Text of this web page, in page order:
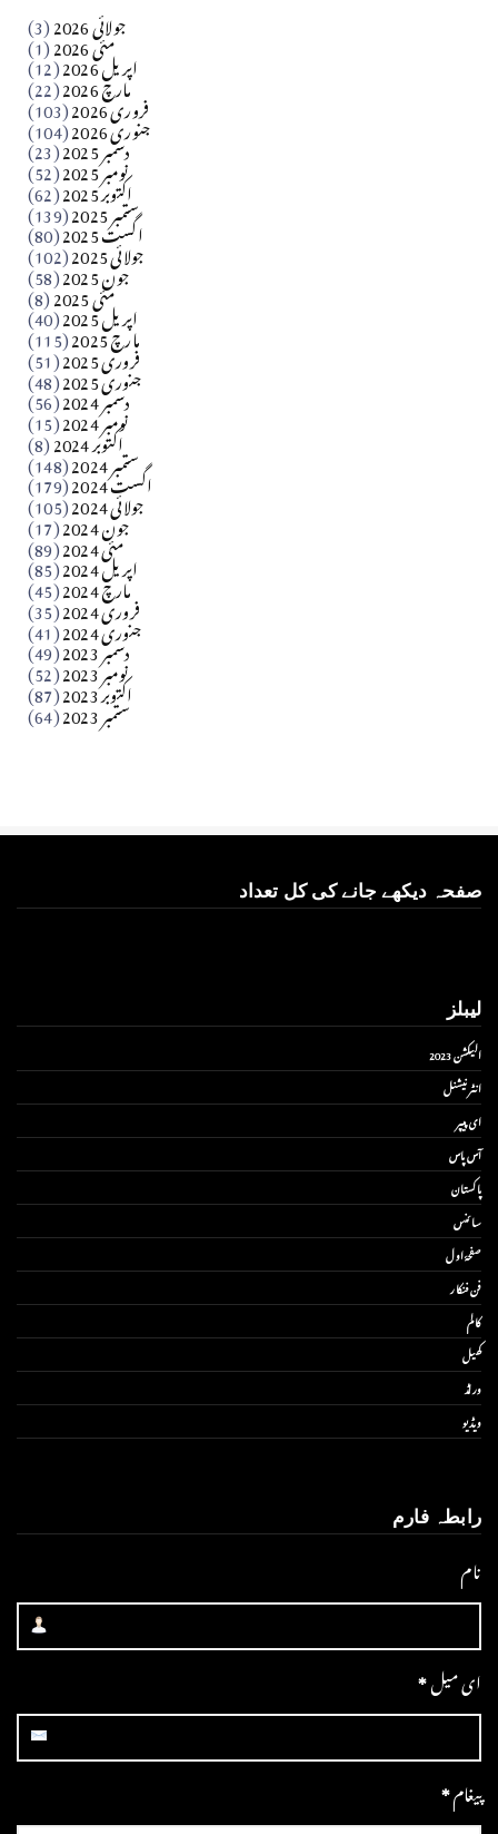
آزاد کشمیر جیسے احتجاج کی ضرورت ہے؟ از،،، ظہیرالدین
جولائی 2026 (3) مئی 2026 (1) اپریل 2026 (12) مارچ 2026 (22) فروری 2026 (103) جنوری 2026 (104) دسمبر 2025 (23) نومبر 2025 (52) اکتوبر 2025 (62) ستمبر 2025 (139) اگست 2025 (80) جولائی 2025 (102) جون 2025 (58) مئی 2025 (8) اپریل 2025 (40) مارچ 2025 (115) فروری 2025 (51) جنوری 2025 (48) دسمبر 2024 (56) نومبر 2024 (15) اکتوبر 2024 (8) ستمبر 2024 (148) اگست 2024 (179) جولائی 2024 (105) جون 2024 (17) مئی 2024 (89) اپریل 2024 (85) مارچ 2024 (45) فروری 2024 (35) جنوری 2024 (41) دسمبر 2023 (49) نومبر 2023 (52) اکتوبر 2023 (87) ستمبر 2023 (64)
صفحہ دیکھے جانے کی کل تعداد
لیبلز
الیکشن 2023
انٹر نیشنل
ای پیپر
آس پاس
پاکستان
سائنس
صفحۂ اول
فن فنکار
کالم
کھیل
ورلڈ
ویڈیو
رابطہ فارم
نام
ای میل*
پیغام*